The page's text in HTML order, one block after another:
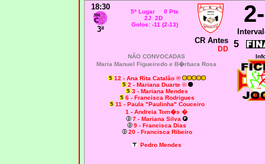
18:30
3ª
5º Lugar 0 Pts
2J 2D
Golos: -11 (2-13)
CR Antes
DD 5
NÃO CONVOCADAS
Maria Manuel Figueiredo e B�rbara Rosa
12 - Ana Rita Catalão ®
2 - Mariana Duarte ©
3 - Mariana Mendes
6 - Francisca Rodrigues
11 - Paula "Paulinha" Couceiro
1 - Andreia Tom�s �
7 - Mariana Silva
9 - Francisca Dias
20 - Francisca Ribeiro
Pedro Mendes